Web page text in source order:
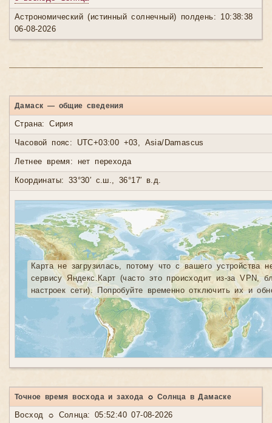
Астрономический (истинный солнечный) полдень: 10:38:38
06-08-2026
Дамаск — общие сведения
Страна: Сирия
Часовой пояс: UTC+03:00 +03, Asia/Damascus
Летнее время: нет перехода
Координаты: 33°30′ с.ш., 36°17′ в.д.
Карта не загрузилась, потому что с вашего устройства
сервису Яндекс.Карт (часто это происходит из-за VPN,
настроек сети). Попробуйте временно отключить их и
Точное время восхода и захода ☼ Солнца в Дамаске
Восход ☼ Солнца: 05:52:40 07-08-2026